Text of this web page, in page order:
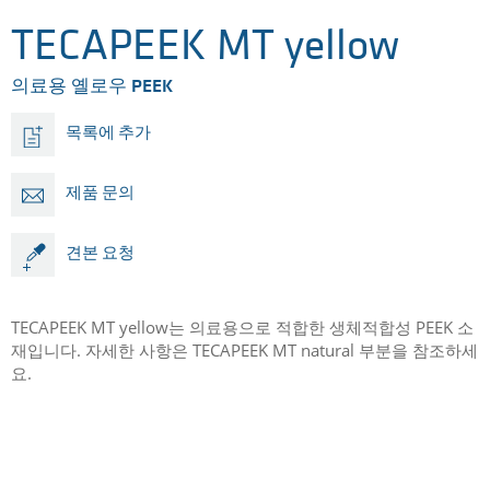
TECAPEEK MT yellow
의료용 옐로우 PEEK
목록에 추가
제품 문의
견본 요청
​TECAPEEK MT yellow는 의료용으로 적합한 생체적합성 PEEK 소
재입니다. 자세한 사항은 TECAPEEK MT natural 부분을 참조하세
요.